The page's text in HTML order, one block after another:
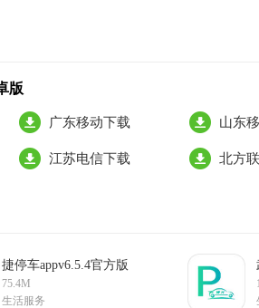
版
广东移动下载 山东
江苏电信下载 北方
捷停车appv6.5.4官方版
75.4M
生活服务